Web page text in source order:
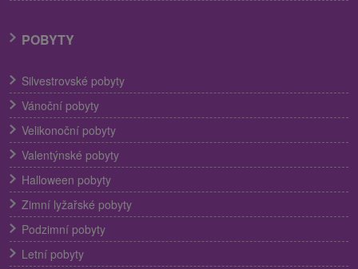
POBYTY
Silvestrovské pobyty
Vánoční pobyty
Velikonoční pobyty
Valentýnské pobyty
Halloween pobyty
Zimní lyžařské pobyty
Podzimní pobyty
Letní pobyty